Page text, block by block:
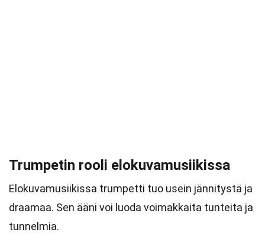
Trumpetin rooli elokuvamusiikissa
Elokuvamusiikissa trumpetti tuo usein jännitystä ja
draamaa. Sen ääni voi luoda voimakkaita tunteita ja
tunnelmia.